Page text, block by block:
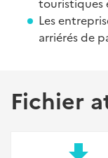
Les
arriérés de
Fichier